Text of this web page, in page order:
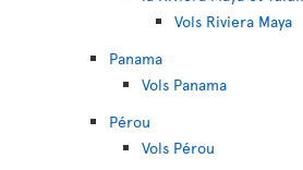
Vols Riviera Maya
Panama
Vols Panama
Pérou
Vols Pérou